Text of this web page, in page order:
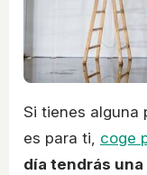
Si tienes alguna
es para ti, coge
día tendrás